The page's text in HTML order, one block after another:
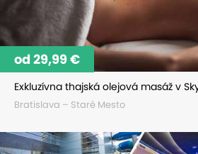
Exkluzívna thajská olejová masáž v
Bratislava – Staré Mesto
od 29,99 €